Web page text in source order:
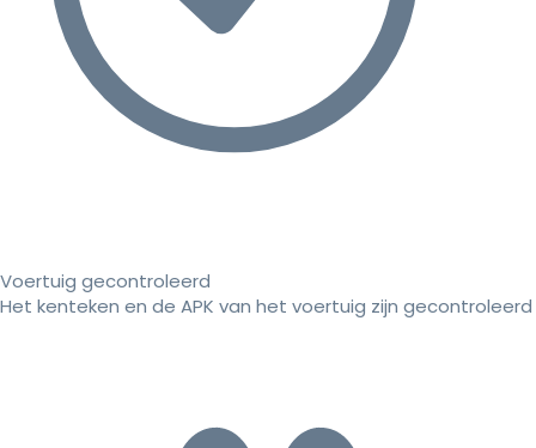
Voertuig gecontroleerd
Het kenteken en de APK van het voertuig zijn gecontroleerd